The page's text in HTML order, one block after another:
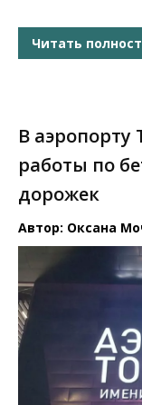
Читать
В
работы по
дорожек
Автор: Оксана